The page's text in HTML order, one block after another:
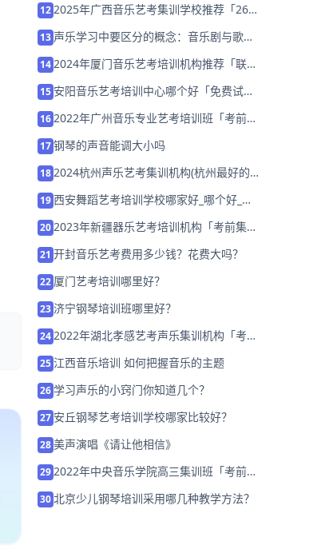
122025年广西音乐艺考集训学校推荐「26
13 声乐学习中要区分的概念：音乐剧与歌剧
142024年厦门音乐艺考培训机构推荐「联考
15 安阳音乐艺考培训中心哪个好「免费试
162022年广州音乐专业艺考培训班「考前集
17钢琴的声音能调大小吗
182024杭州声乐艺考集训机构(杭州最好的
19西安舞蹈艺考培训学校哪家好_哪个好_学
202023年新疆器乐艺考培训机构「考前集训
21 开封音乐艺考费用多少钱？花费大吗？
22 厦门艺考培训哪里好？
23 济宁钢琴培训班哪里好？
242022年湖北孝感艺考声乐集训机构「考前
25江西音乐培训 如何把握音乐的主题
26学习声乐的小窍门你知道几个？
27 安丘钢琴艺考培训学校哪家比较好？
28美声演唱《请让他相信》
292022年中央音乐学院高三集训班「考前集
30北京少儿钢琴培训采用哪几种教学方法？